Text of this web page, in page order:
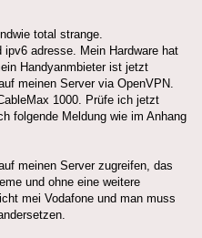
total strange.
adresse. Mein Hardware hat
Handyanmbieter ist jetzt
meinen Server via OpenVPN.
1000. Prüfe ich jetzt
folgende Meldung wie im Anhang
meinen Server zugreifen, das
und ohne eine weitere
mei Vodafone und man muss